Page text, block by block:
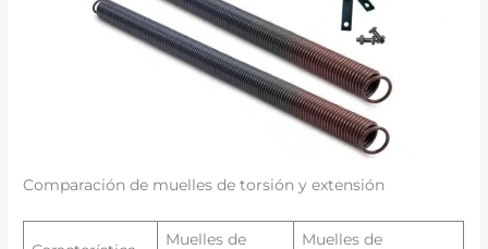
Comparación de muelles de torsión y extensión
Muelles de
Muelles de